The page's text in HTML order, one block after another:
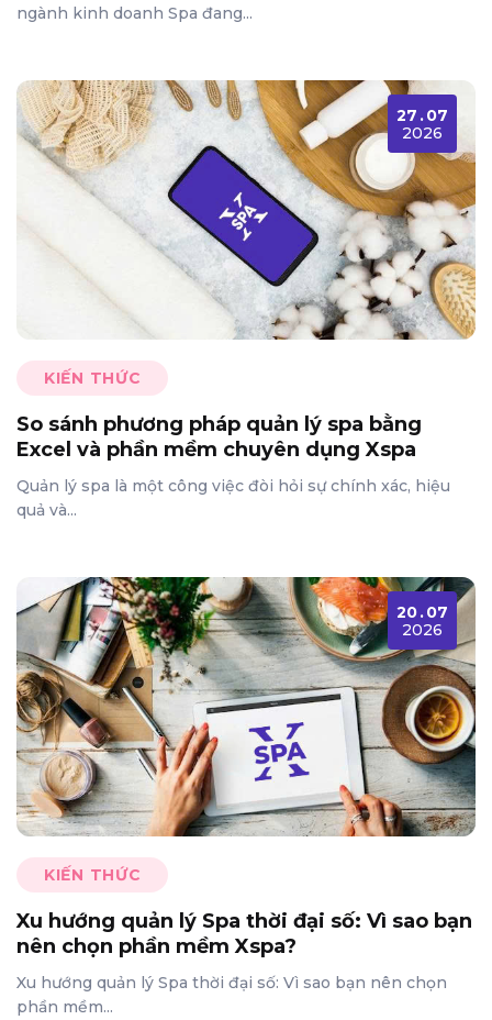
ngành kinh doanh Spa đang...
KIẾN THỨC
So sánh phương pháp quản lý spa bằng
Excel và phần mềm chuyên dụng Xspa
Quản lý spa là một công việc đòi hỏi sự chính xác, hiệu
quả và...
27 .07
2026
KIẾN THỨC
Xu hướng quản lý Spa thời đại số: Vì sao bạn
nên chọn phần mềm Xspa?
Xu hướng quản lý Spa thời đại số: Vì sao bạn nên chọn
phần mềm...
20.07
2026